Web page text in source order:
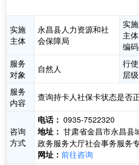
实施
主体
永昌县人力资源和社
会保障局
实施
主体
编码
服务
对象
自然人
行使
层级
服务
内容
查询持卡人社保卡状态是否
咨询
方式
电话： 0935-7522320
地址： 甘肃省金昌市永昌县
政务服务大厅社会事务服务
网址：前往咨询